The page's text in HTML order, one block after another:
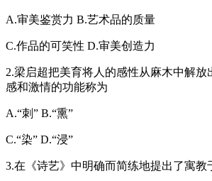
A.审美鉴赏力 B.艺术品的质量
C.作品的可笑性 D.审美创造力
2.梁启超把美育将人的感性从麻木中解放
感和激情的功能称为
A.“刺” B.“熏”
C.“染” D.“浸”
3.在《诗艺》中明确而简练地提出了寓教